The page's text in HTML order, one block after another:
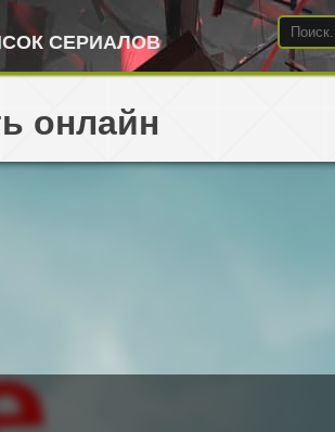
СЕРИАЛОВ
онлайн